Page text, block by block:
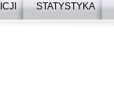
STATYSTYKA